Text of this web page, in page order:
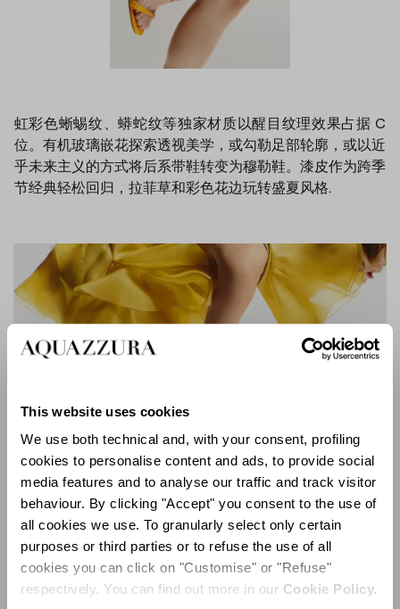
This website uses cookies
We use both technical and, with your consent, profiling
cookies to personalise content and ads, to provide social
media features and to analyse our traffic and track visitor
behaviour. By clicking "Accept" you consent to the use of
all cookies we use. To granularly select only certain
purposes or third parties or to refuse the use of all
cookies you can click on "Customise" or "Refuse"
respectively. You can find out more in our Cookie Policy.
虹彩色蜥蜴纹、蟒蛇纹等独家材质以醒目纹理效果占据 C
位。有机玻璃嵌花探索透视美学，或勾勒足部轮廓，或以近
乎未来主义的方式将后系带鞋转变为穆勒鞋。漆皮作为跨季
节经典轻松回归，拉菲草和彩色花边玩转盛夏风格.